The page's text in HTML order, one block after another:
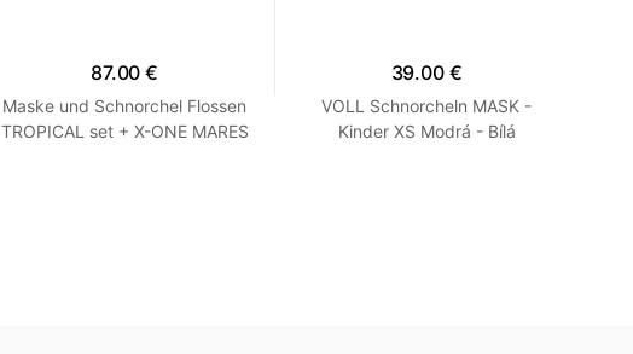
87.00 €
Maske und Schnorchel Flossen
TROPICAL set + X-ONE MARES
39.00 €
VOLL Schnorcheln MASK -
Kinder XS Modrá - Bílá